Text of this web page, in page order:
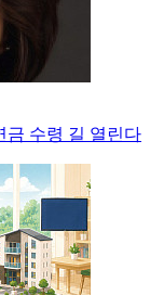
금 수령 길 열린다